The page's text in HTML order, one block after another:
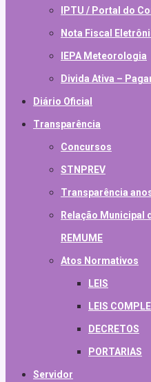
IPTU / Portal do
Nota Fiscal
IEPA Meteorologia
Divida Ativa –
Diário Oficial
Transparência
Concursos
STNPREV
Transparência
Relação Municipal
REMUME
Atos Normativos
LEIS
LEIS
DECRETOS
PORTARIAS
Servidor